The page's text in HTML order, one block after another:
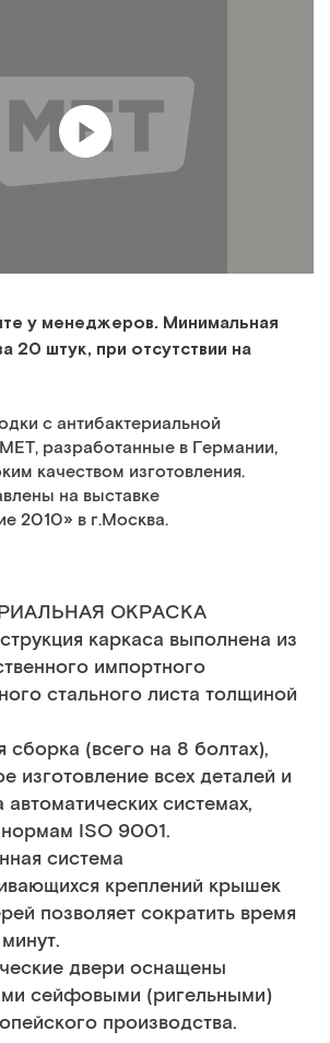
у менеджеров. Минимальная
20 штук, при отсутствии на
с антибактериальной
разработанные в Германии,
качеством изготовления.
на выставке
2010» в г.Москва.
ОКРАСКА
каркаса выполнена из
импортного
стального листа толщиной
сборка (всего на 8 болтах),
изготовление всех деталей и
автоматических системах,
ISO 9001.
система
креплений крышек
позволяет сократить время
двери оснащены
сейфовыми (ригельными)
производства.